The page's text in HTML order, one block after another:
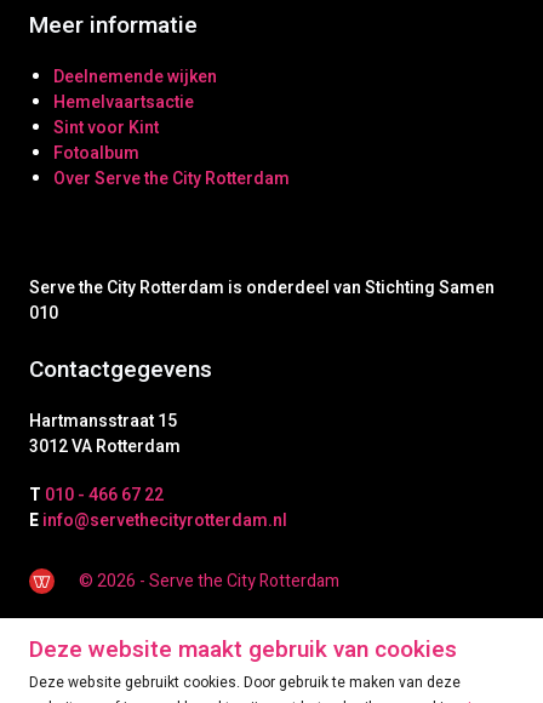
Meer informatie
Deelnemende wijken
Hemelvaartsactie
Sint voor Kint
Fotoalbum
Over Serve the City Rotterdam
Serve the City Rotterdam is onderdeel van Stichting Samen
010
Contactgegevens
Hartmansstraat 15
3012 VA Rotterdam
T 010 - 466 67 22
Einfo@servethecityrotterdam.nl
© 2026 - Serve the City Rotterdam
Deze website maakt gebruik van cookies
Deze website gebruikt cookies. Door gebruik te maken van deze